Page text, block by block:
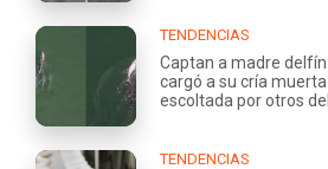
TENDENCIAS
Captan a madre
cargó a su cría
escoltada por otros
TENDENCIAS